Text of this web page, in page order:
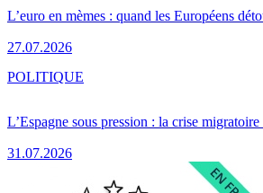
L’euro en mèmes : quand les Européens
27.07.2026
L’Espagne sous pression : la crise
31.07.2026
POLITIQUE